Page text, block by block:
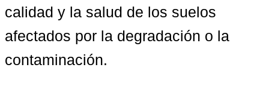
calidad y la salud de los suelos
afectados por la degradación o la
contaminación.